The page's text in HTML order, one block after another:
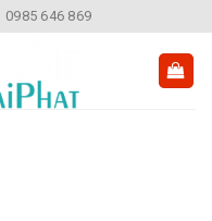
0985 646 869